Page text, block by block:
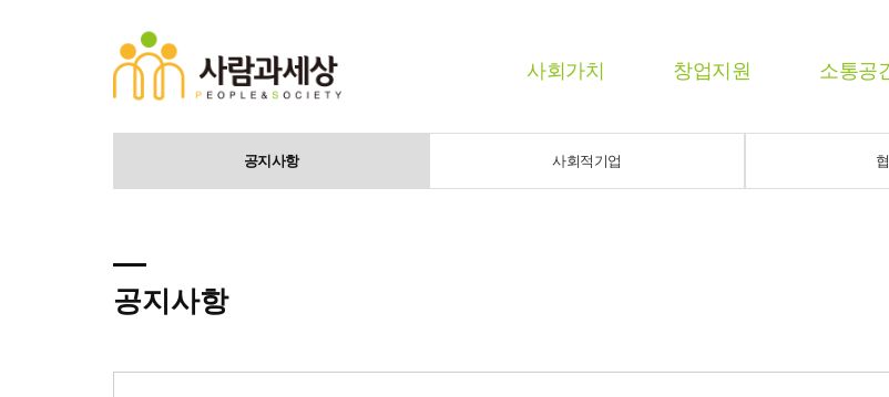
사회가치 창업지원 소통공
공지사항 사회적기업
공지사항